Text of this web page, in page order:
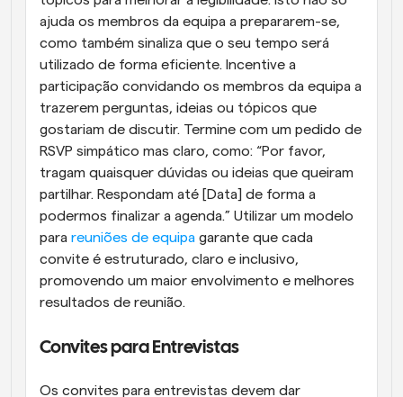
ajuda os membros da equipa a prepararem-se,
como também sinaliza que o seu tempo será
utilizado de forma eficiente. Incentive a
participação convidando os membros da equipa a
trazerem perguntas, ideias ou tópicos que
gostariam de discutir. Termine com um pedido de
RSVP simpático mas claro, como: “Por favor,
tragam quaisquer dúvidas ou ideias que queiram
partilhar. Respondam até [Data] de forma a
podermos finalizar a agenda.” Utilizar um modelo
para reuniões de equipa garante que cada
convite é estruturado, claro e inclusivo,
promovendo um maior envolvimento e melhores
resultados de reunião.
Convites para Entrevistas
Os convites para entrevistas devem dar